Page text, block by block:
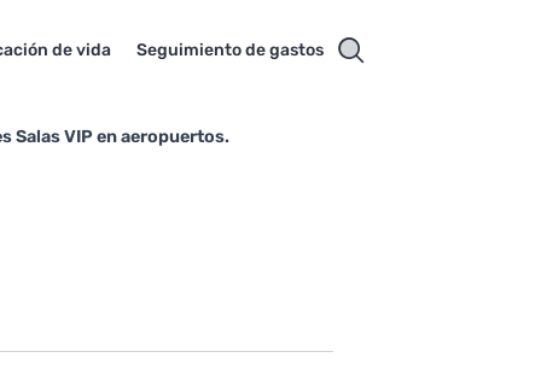
de vida Seguimiento de gastos
Salas VIP en aeropuertos.